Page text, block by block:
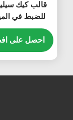
قالب كيك
للضبط في
عديم
احصل على